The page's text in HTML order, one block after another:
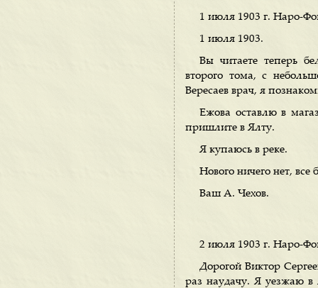
1 июля 1903 г. Наро-
1 июля 1903.
Вы читаете теперь
второго тома, с
Вересаев врач, я
Ежова оставлю в
пришлите в Ялту.
Я купаюсь в реке.
Нового ничего нет,
Ваш А. Чехов.
2 июля 1903 г. Наро-
Дорогой Виктор
раз наудачу. Я уезжаю в